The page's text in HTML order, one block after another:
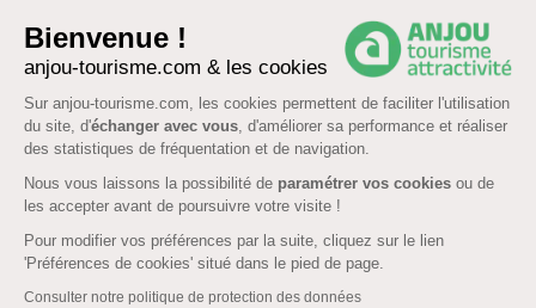
Bienvenue !
anjou-tourisme.com & les cookies
Sur anjou-tourisme.com, les cookies permettent de faciliter l'utilisation
du site, d'échanger avec vous, d'améliorer sa performance et réaliser
des statistiques de fréquentation et de navigation.
Nous vous laissons la possibilité de paramétrer vos cookies ou de
les accepter avant de poursuivre votre visite !
Pour modifier vos préférences par la suite, cliquez sur le lien
'Préférences de cookies' situé dans le pied de page.
Consulter notre politique de protection des données
Données personnelles -Cookies